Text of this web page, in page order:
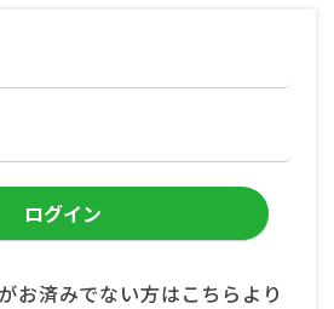
お済みでない方はこちらより